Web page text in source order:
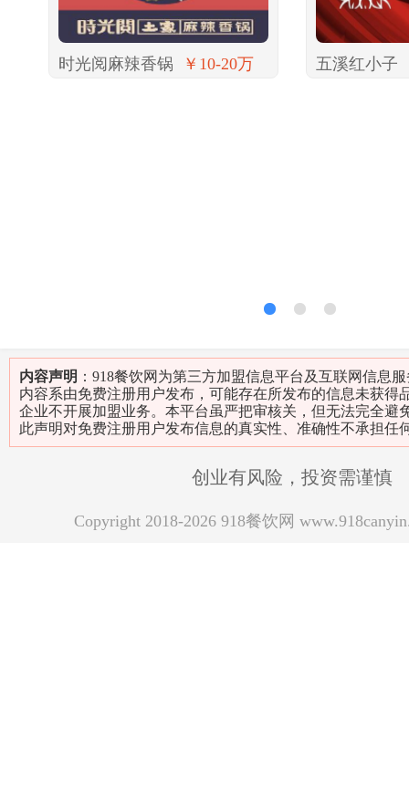
时光阅麻辣香锅 ￥10-20万 五溪红小子
内容声明 ：918餐饮网为第三方加盟信息平台及互联网信息
内容系由免费注册用户发布，可能存在所发布的信息未获得
企业不开展加盟业务。本平台虽严把审核关，但无法完全避
此声明对免费注册用户发布信息的真实性、准确性不承担任
创业有风险，投资需谨慎
Copyright 2018-2026 918餐饮网